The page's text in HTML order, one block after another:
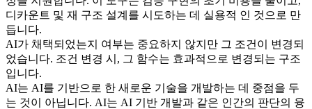
디카운트 및 재 구조 설계를 시도하는 데 실용적 인 것으로 만
듭니다.
AI가 채택되었는지 여부는 중요하지 않지만 그 조건이 변경되
었습니다. 조건 변경 시, 그 함수는 효과적으로 변경되는 구조
입니다.
AI는 AI를 기반으로 한 새로운 기술을 개발하는 데 중점을 두
는 것이 아닙니다. AI는 AI 기반 개발과 같은 인간의 판단의 융